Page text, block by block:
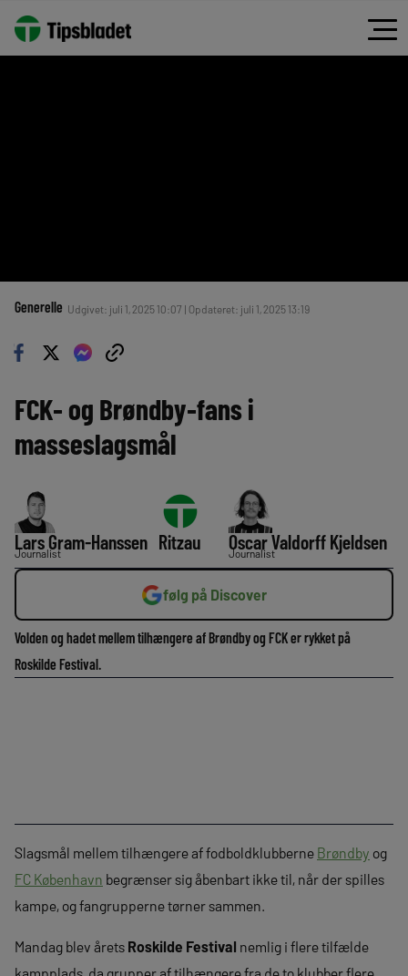
Generelle Udgivet: juli 1, 2025 10:07 | Opdateret: juli 1, 2025 13:19
FCK- og Brøndby-fans i
masseslagsmål
Lars Gram-Hanssen
Journalist Ritzau Oscar Valdorff Kjeldsen
Journalist
følg på Discover
Volden og hadet mellem tilhængere af Brøndby og FCK er rykket på
Roskilde Festival.
Slagsmål mellem tilhængere af fodboldklubberne Brøndby og
FC København begrænser sig åbenbart ikke til, når der spilles
kampe, og fangrupperne tørner sammen.
Mandag blev årets Roskilde Festival nemlig i flere tilfælde